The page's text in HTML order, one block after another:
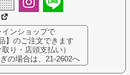
インショップで
】のご注文できます
取り・店頭支払い）
の場合は、21-2602へ